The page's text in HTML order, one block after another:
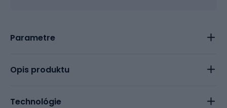
Parametre
Opis produktu
Technológie